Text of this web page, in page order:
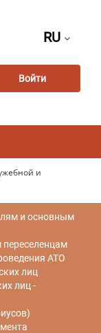
RU
Войти
и
и основным
АТО
лиц
лиц -